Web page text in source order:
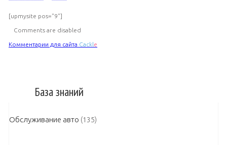
[upmysite pos="9"]
Comments are disabled
Комментарии для сайта Cackl e
База знаний
Обслуживание авто (135)